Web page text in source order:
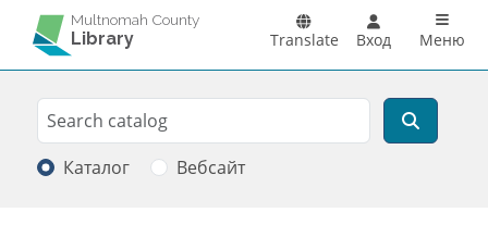
Перейти к основному содержанию
Multnomah County
Library Translate Вход Main
Меню
Search
Поиск
Каталог Вебсайт